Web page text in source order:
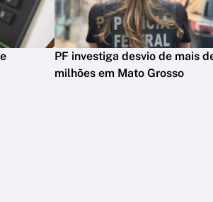
PF investiga desvio de mais
milhões em Mato Grosso